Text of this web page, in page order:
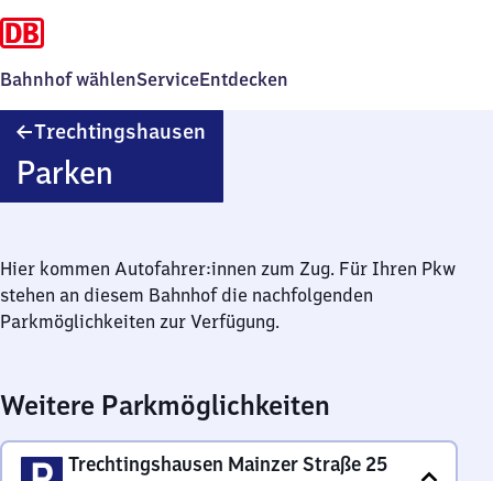
Bahnhof wählenServiceEntdecken
Trechtingshausen
Parken
Hier kommen Autofahrer:innen zum Zug. Für Ihren Pkw
stehen an diesem Bahnhof die nachfolgenden
Parkmöglichkeiten zur Verfügung.
Weitere Parkmöglichkeiten
Trechtingshausen Mainzer Straße 25